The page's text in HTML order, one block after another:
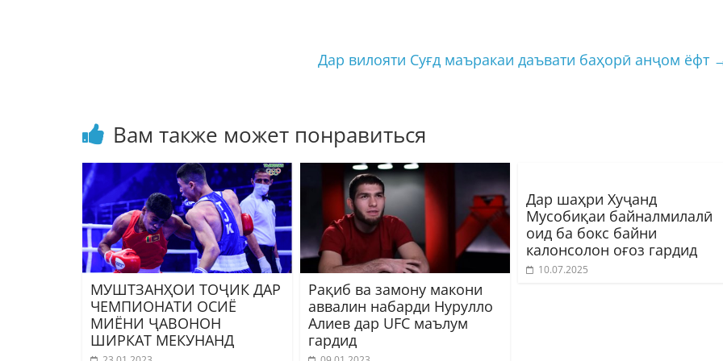
Дар вилояти Суғд маъракаи даъвати баҳорӣ анҷом ёфт
Вам также может понравиться
МУШТЗАНҲОИ ТОҶИК ДАР
ЧЕМПИОНАТИ ОСИЁ
МИЁНИ ҶАВОНОН
ШИРКАТ МЕКУНАНД
Рақиб ва замону макони
аввалин набарди Нурулло
Алиев дар UFC маълум
гардид
Дар шаҳри Хуҷанд
Мусобиқаи байналмилалӣ
оид ба бокс байни
калонсолон оғоз гардид
10.07.2025